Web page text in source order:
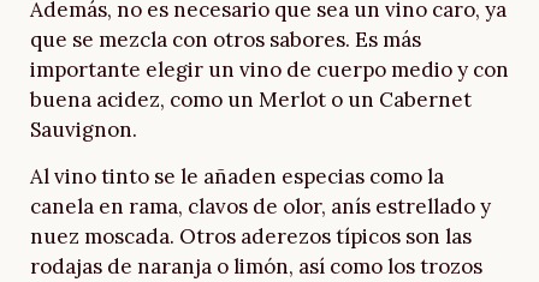
Además, no es necesario que sea un vino caro, ya
que se mezcla con otros sabores. Es más
importante elegir un vino de cuerpo medio y con
buena acidez, como un Merlot o un Cabernet
Sauvignon.
Al vino tinto se le añaden especias como la
canela en rama, clavos de olor, anís estrellado y
nuez moscada. Otros aderezos típicos son las
rodajas de naranja o limón, así como los trozos